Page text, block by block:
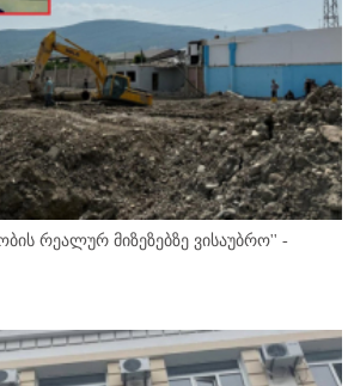
რეალურ მიზეზებზე ვისაუბრო'' -